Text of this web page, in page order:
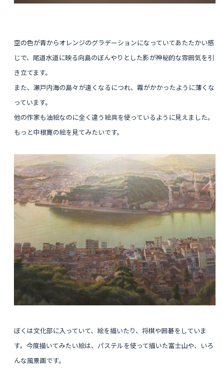
空の色が青からオレンジのグラデーションになっていてあたたかい感
じで、尾道水道に映る向島のぼんやりとした影が神秘的な雰囲気を引
き立てます。
また、瀬戸内海の島々が遠くなるにつれ、霧がかかったように薄くな
っています。
他の作家も油絵なのに全く違う絵具を使っているように見えました。
もっと中根寛の絵を見てみたいです。
ぼくは文化部に入っていて、絵を描いたり、将棋や囲碁をしていま
す。今度描いてみたい絵は、パステルを使って描いた富士山や、いろ
んな風景画です。